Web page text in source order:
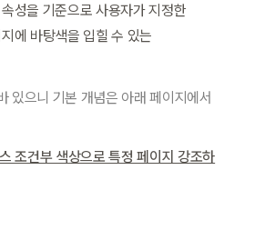
성을 기준으로 사용자가 지정한
에 바탕색을 입힐 수 있는
있으니 기본 개념은 아래 페이지에서
조건부 색상으로 특정 페이지 강조하